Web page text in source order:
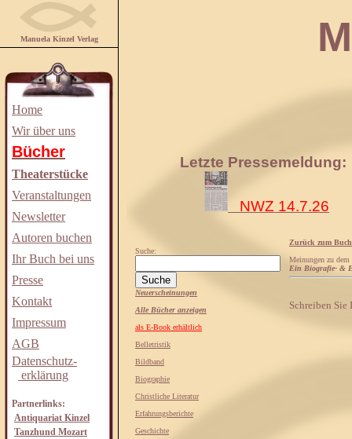
Manuela Kinzel Verlag
Home
Wir über uns
Bücher
Theaterstücke
Veranstaltungen
Newsletter
Autoren buchen
Ihr Buch bei uns
Presse
Kontakt
Impressum
AGB
Datenschutz-
erklärung
Partnerlinks:
Antiquariat Kinzel
Tanzhund Mozart
Letzte Pressemeldung:
NWZ 14.7.26
Suche:
Neuerscheinungen
Alle Bücher anzeigen
als E-Book erhältlich
Belletristik
Bildband
Biographie
Christliche Literatur
Erfahrungsberichte
Geschichte
Zurück zum Buch
Meinungen zu
Ein Biografie- &
Schreiben